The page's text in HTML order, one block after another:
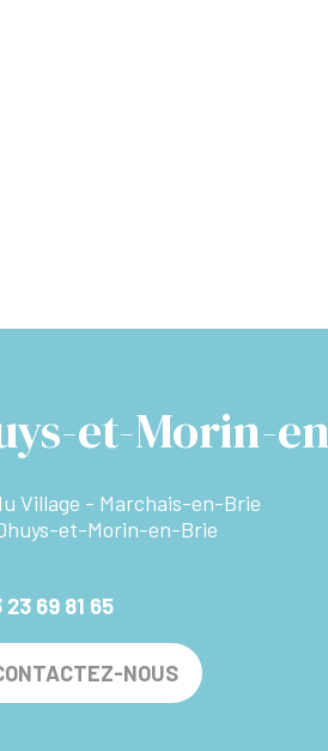
et-Morin-
Village - Marchais-en-Brie
et-Morin-en-Brie
23 69 81 65
NOUS